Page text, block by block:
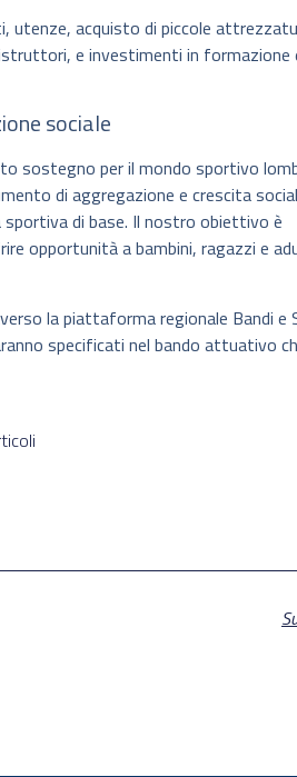
utenze, acquisto di piccole
e investimenti in formazione
sociale
sostegno per il mondo sportivo
di aggregazione e crescita
di base. Il nostro obiettivo è
opportunità a bambini, ragazzi e
la piattaforma regionale Bandi e
specificati nel bando attuativo